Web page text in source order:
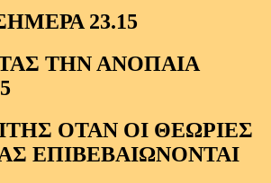
23.15
ΤΗΝ ΑΝΟΠΑΙΑ
ΟΤΑΝ ΟΙ ΘΕΩΡΙΕΣ
ΕΠΙΒΕΒΑΙΩΝΟΝΤΑΙ